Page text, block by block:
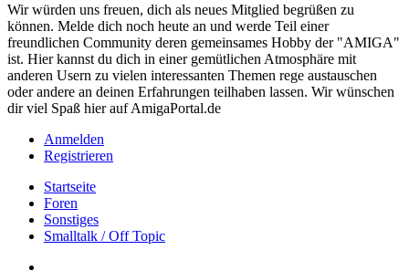
Wir würden uns freuen, dich als neues Mitglied begrüßen zu
können. Melde dich noch heute an und werde Teil einer
freundlichen Community deren gemeinsames Hobby der "AMIGA"
ist. Hier kannst du dich in einer gemütlichen Atmosphäre mit
anderen Usern zu vielen interessanten Themen rege austauschen
oder andere an deinen Erfahrungen teilhaben lassen. Wir wünschen
dir viel Spaß hier auf AmigaPortal.de
Anmelden
Registrieren
Startseite
Foren
Sonstiges
Smalltalk / Off Topic